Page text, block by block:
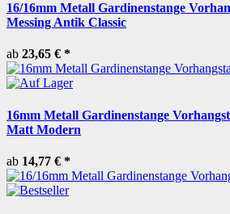
16/16mm Metall Gardinenstange
Messing Antik Classic
ab 23,65 € *
16mm Metall Gardinenstange
Matt Modern
ab 14,77 € *